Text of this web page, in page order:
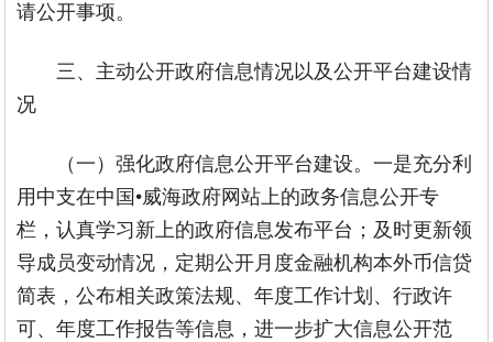
请公开事项。
三、主动公开政府信息情况以及公开平台建设情
况
（一）强化政府信息公开平台建设。一是充分利
用中支在中国•威海政府网站上的政务信息公开专
栏，认真学习新上的政府信息发布平台；及时更新领
导成员变动情况，定期公开月度金融机构本外币信贷
简表，公布相关政策法规、年度工作计划、行政许
可、年度工作报告等信息，进一步扩大信息公开范